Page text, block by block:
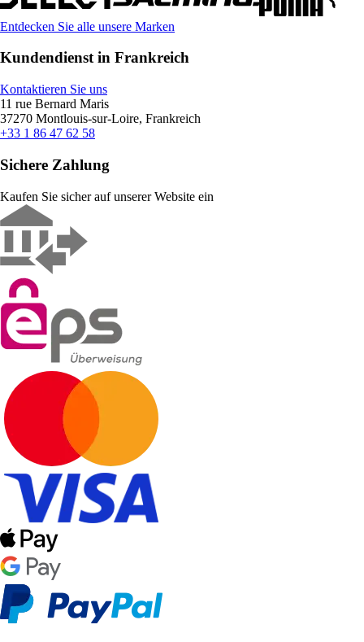
Entdecken Sie alle unsere Marken
Kundendienst in Frankreich
Kontaktieren Sie uns
11 rue Bernard Maris
37270 Montlouis-sur-Loire, Frankreich
+33 1 86 47 62 58
Sichere Zahlung
Kaufen Sie sicher auf unserer Website ein